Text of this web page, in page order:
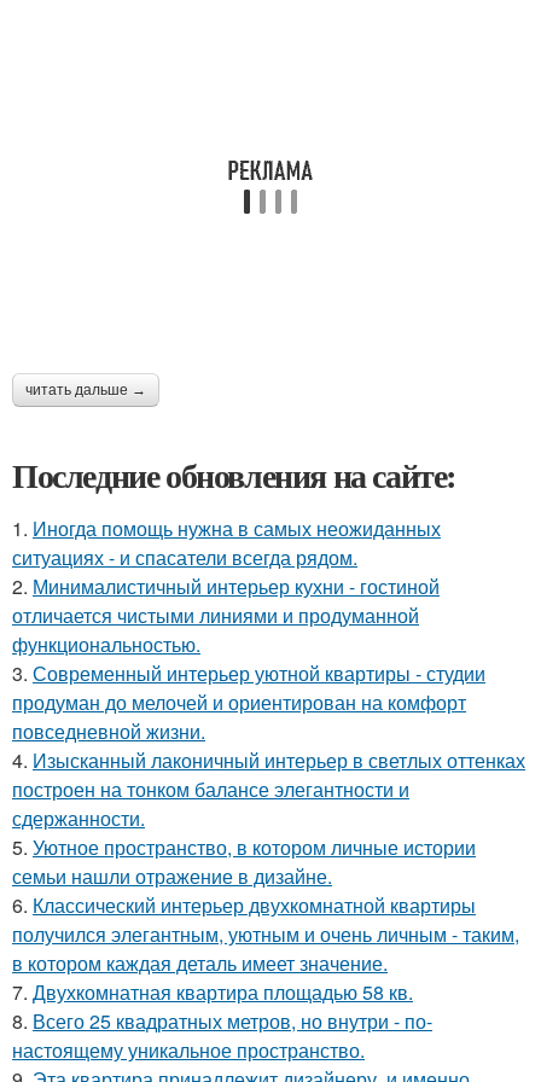
читать дальше →
Последние обновления на сайте:
1. Иногда помощь нужна в самых неожиданных
ситуациях - и спасатели всегда рядом.
2. Минималистичный интерьер кухни - гостиной
отличается чистыми линиями и продуманной
функциональностью.
3. Современный интерьер уютной квартиры - студии
продуман до мелочей и ориентирован на комфорт
повседневной жизни.
4. Изысканный лаконичный интерьер в светлых оттенках
построен на тонком балансе элегантности и
сдержанности.
5. Уютное пространство, в котором личные истории
семьи нашли отражение в дизайне.
6. Классический интерьер двухкомнатной квартиры
получился элегантным, уютным и очень личным - таким,
в котором каждая деталь имеет значение.
7. Двухкомнатная квартира площадью 58 кв.
8. Всего 25 квадратных метров, но внутри - по-
настоящему уникальное пространство.